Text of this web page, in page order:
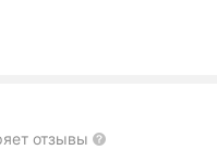
отзывы